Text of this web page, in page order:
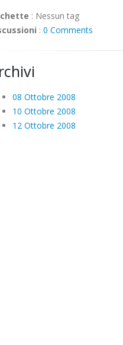
: Nessun tag
: 0 Comments
08 Ottobre 2008
10 Ottobre 2008
12 Ottobre 2008